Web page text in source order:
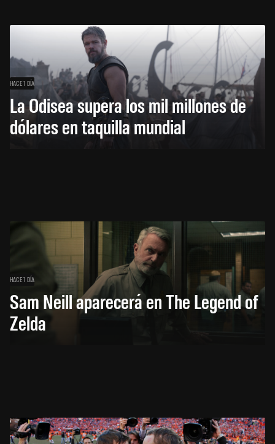
HACE 1 DÍA
La Odisea supera los mil millones de
dólares en taquilla mundial
HACE 1 DÍA
Sam Neill aparecerá en The Legend of
Zelda